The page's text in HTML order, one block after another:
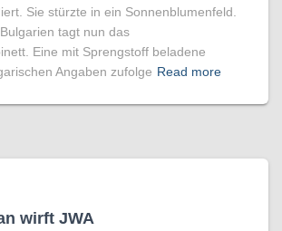
Sie stürzte in ein Sonnenblumenfeld.
tagt nun das
Eine mit Sprengstoff beladene
Angaben zufolge Read more
wirft JWA